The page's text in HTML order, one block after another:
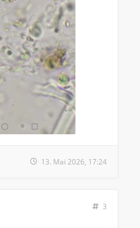
13. Mai 2026, 17:24
3